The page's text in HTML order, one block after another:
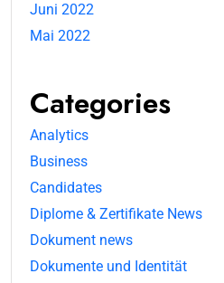
Juni 2022
Mai 2022
Categories
Analytics
Business
Candidates
Diplome & Zertifikate News
Dokument news
Dokumente und Identität